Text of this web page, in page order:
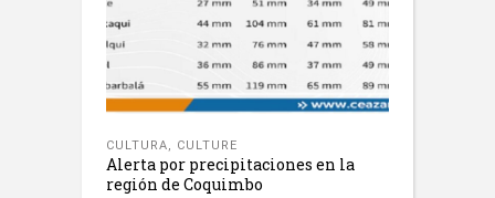
CULTURA, CULTURE
Alerta por precipitaciones en la
región de Coquimbo